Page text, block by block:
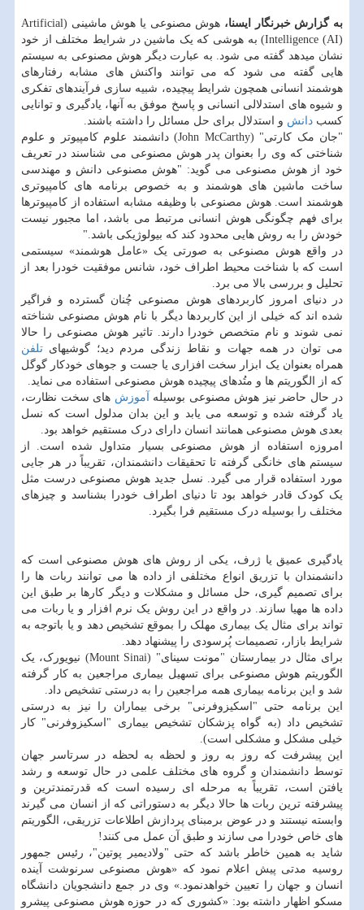
به گزارش خبرنگار ایسنا،
هوش مصنوعی یا هوش ماشینی (Artificial
Intelligence (AI)) به هوشی که یک ماشین در شرایط مختلف از خود
نشان میدهد گفته می شود. به عبارت دیگر هوش مصنوعی به سیستم
هایی گفته می شود که می توانند واکنش های مشابه رفتارهای
هوشمند انسانی همچون شرایط پیچیده، شبیه سازی فرآیندهای تفکری
و شیوه های استدلالی انسانی و پاسخ موفق به آنها، یادگیری و توانایی
کسب دانش و استدلال برای حل مسائل را داشته باشند.
"جان مک کارتی" (John McCarthy) دانشمند علوم کامپیوتر و علوم
شناختی که وی را بعنوان پدر هوش مصنوعی می شناسند در تعریف
خود از هوش مصنوعی می گوید: "هوش مصنوعی دانش و مهندسی
ساخت ماشین های هوشمند و به خصوص برنامه های کامپیوتری
هوشمند است. هوش مصنوعی با وظیفه مشابه استفاده از کامپیوترها
برای فهم چگونگی هوش انسانی مرتبط می باشد، اما مجبور نیست
خودش را به روش هایی محدود کند که بیولوژیکی باشد."
در واقع هوش مصنوعی به صورتی یک «عامل هوشمند» سیستمی
است که با شناخت محیط اطراف خود، شانس موفقیت خودرا بعد از
تحلیل و بررسی بالا می برد.
در دنیای امروز کاربردهای هوش مصنوعی چُنان گسترده و فراگیر
شده اند که خیلی از این کاربردها دیگر با نام هوش مصنوعی شناخته
نمی شوند و نام متخصص خودرا دارند. تاثیر هوش مصنوعی را حالا
می توان در همه جهات و نقاط زندگی مردم دید؛ گوشیهای تلفن
همراه بعنوان یک ابزار سخت افزاری یا جست و جوهای خودکار گوگل
که از الگوریتم ها و متُدهای پیچیده هوش مصنوعی استفاده می نماید.
در حال حاضر نیز هوش مصنوعی بوسیله آموزش های سخت نظارت،
یاد گرفته شده و توسعه می یابد و این بدان مدلول است که نسل
بعدی هوش مصنوعی همانند انسان دارای درک مستقیم خواهد بود.
امروزه استفاده از هوش مصنوعی بسیار متداول شده است. از
سیستم های خانگی گرفته تا تحقیقات دانشمندان، تقریباً در هر جایی
مورد استفاده قرار می گیرد. نسل جدید هوش مصنوعی درست مثل
یک کودک قادر خواهد بود تا دنیای اطراف خودرا بشناسد و چیزهای
مختلف را بوسیله درک مستقیم فرا بگیرد.
یادگیری عمیق یا ژرف، یکی از روش های هوش مصنوعی است که
دانشمندان با تزریق انواع مختلفی از داده ها می توانند ربات ها را
برای تصمیم گیری، حل مسائل و مشکلات و دیگر کارها بر طبق این
داده ها مهیا سازند. در واقع در این روش یک نرم افزار و یا ربات می
تواند برای مثال یک بیماری مهلک را بموقع تشخیص دهد و یا باتوجه به
شرایط بازار، تصمیمات پُرسودی را پیشنهاد دهد.
برای مثال در بیمارستان "مونت سینای" (Mount Sinai) نیویورک، یک
الگوریتم هوش مصنوعی برای تسهیل بیماری مراجعین به کار گرفته
شد و این برنامه بیماری همه مراجعین را به درستی تشخیص داد.
این برنامه حتی "اسکیزوفرنی" برخی بیماران را نیز به درستی
تشخیص داد (به گواه پزشکان تشخیص بیماری "اسکیزوفرنی" کار
خیلی مشکل و مشکلی است).
این پیشرفت که روز به روز و لحظه به لحظه در سرتاسر جهان
توسط دانشمندان و گروه های مختلف علمی در حال توسعه و رشد
یافتن است، تقریباً به مرحله ای رسیده است که قدرتمندترین و
پیشرفته ترین ربات ها حالا دیگر به دستوراتی که از انسان می گیرند
وابسته نیستند و در عوض برمبنای پردازش اطلاعات تزریقی، الگوریتم
های خاص خودرا می سازند و طبق آن عمل می کنند!
شاید به همین خاطر باشد که حتی "ولادیمیر پوتین"، رئیس جمهور
روسیه مدتی پیش اعلام نمود که «هوش مصنوعی سرنوشت آینده
انسان و جهان را تعیین خواهدنمود.» وی در جمع دانشجویان دانشگاه
مسکو اظهار داشته بود: «کشوری که در حوزه هوش مصنوعی پیشرو